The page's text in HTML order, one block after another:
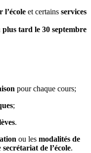
l’école et certains services
plus tard le 30 septembre
pour chaque cours;
;
.
ou les modalités de
secrétariat de l’école.